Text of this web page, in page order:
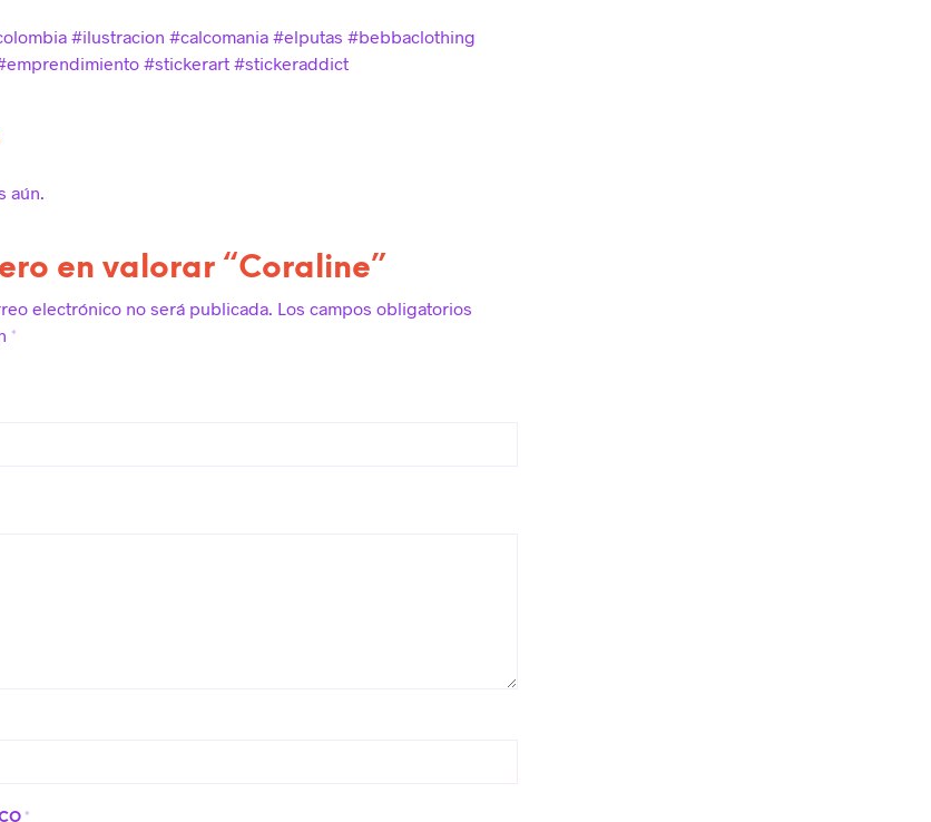
#ilustracion #calcomania #elputas #bebbaclothing
#stickerart #stickeraddict
aún.
en valorar “Coraline”
electrónico no será publicada. Los campos obligatorios
*
*